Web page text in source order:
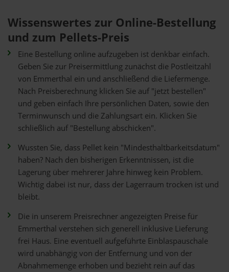
Wissenswertes zur Online-Bestellung
und zum Pellets-Preis
Eine Bestellung online aufzugeben ist denkbar einfach.
Geben Sie zur Preisermittlung zunächst die Postleitzahl
von Emmerthal ein und anschließend die Liefermenge.
Nach Preisberechnung klicken Sie auf "jetzt bestellen"
und geben einfach Ihre persönlichen Daten, sowie den
Terminwunsch und die Zahlungsart ein. Klicken Sie
schließlich auf "Bestellung abschicken".
Wussten Sie, dass Pellet kein "Mindesthaltbarkeitsdatum"
haben? Nach den bisherigen Erkenntnissen, ist die
Lagerung über mehrerer Jahre hinweg kein Problem.
Wichtig dabei ist nur, dass der Lagerraum trocken ist und
bleibt.
Die in unserem Preisrechner angezeigten Preise für
Emmerthal verstehen sich generell inklusive Lieferung
frei Haus. Eine eventuell aufgeführte Einblaspauschale
wird unabhängig von der Entfernung und von der
Abnahmemenge erhoben und bezieht rein auf das